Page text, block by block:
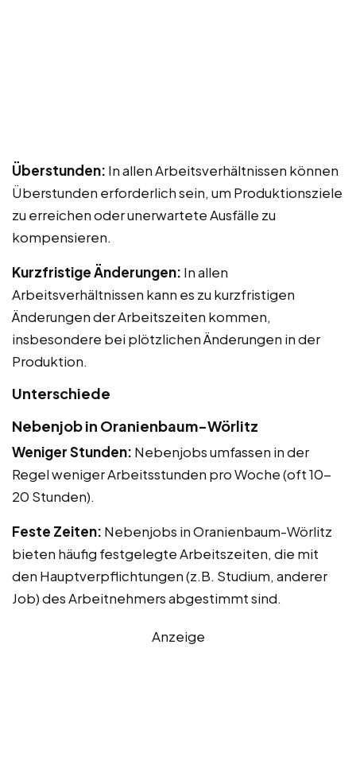
Überstunden: In allen Arbeitsverhältnissen können
Überstunden erforderlich sein, um Produktionsziele
zu erreichen oder unerwartete Ausfälle zu
kompensieren.
Kurzfristige Änderungen: In allen
Arbeitsverhältnissen kann es zu kurzfristigen
Änderungen der Arbeitszeiten kommen,
insbesondere bei plötzlichen Änderungen in der
Produktion.
Unterschiede
Nebenjob in Oranienbaum-Wörlitz
Weniger Stunden: Nebenjobs umfassen in der
Regel weniger Arbeitsstunden pro Woche (oft 10-
20 Stunden).
Feste Zeiten: Nebenjobs in Oranienbaum-Wörlitz
bieten häufig festgelegte Arbeitszeiten, die mit
den Hauptverpflichtungen (z.B. Studium, anderer
Job) des Arbeitnehmers abgestimmt sind.
Anzeige